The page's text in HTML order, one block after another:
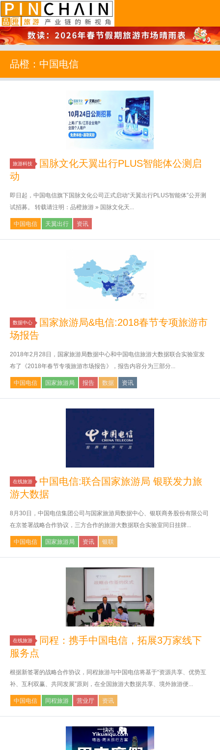
品橙旅游
品橙：中国电信
旅游科技
国脉文化天翼出行PLUS智能体公测启
动
即日起，中国电信旗下国脉文化公司正式启动“天翼出行PLUS智能体”公开测
试招募。 转载请注明：品橙旅游 » 国脉文化天...
中国电信 天翼出行 资讯
数据中心
国家旅游局&电信:2018春节专项旅游市
场报告
2018年2月28日，国家旅游局数据中心和中国电信旅游大数据联合实验室发
布了《2018年春节专项旅游市场报告》，报告内容分为三部分...
中国电信 国家旅游局 报告 数据 资讯
在线旅游
中国电信:联合国家旅游局 银联发力旅
游大数据
8月30日，中国电信集团公司与国家旅游局数据中心、银联商务股份有限公司
在京签署战略合作协议，三方合作的旅游大数据联合实验室同日挂牌...
中国电信 国家旅游局 资讯 银联
在线旅游
同程：携手中国电信，拓展3万家线下
服务点
根据新签署的战略合作协议，同程旅游与中国电信将基于“资源共享、优势互
补、互利双赢、共同发展”原则，在全国旅游大数据共享、境外旅游便...
中国电信 同程旅游 营业厅 资讯